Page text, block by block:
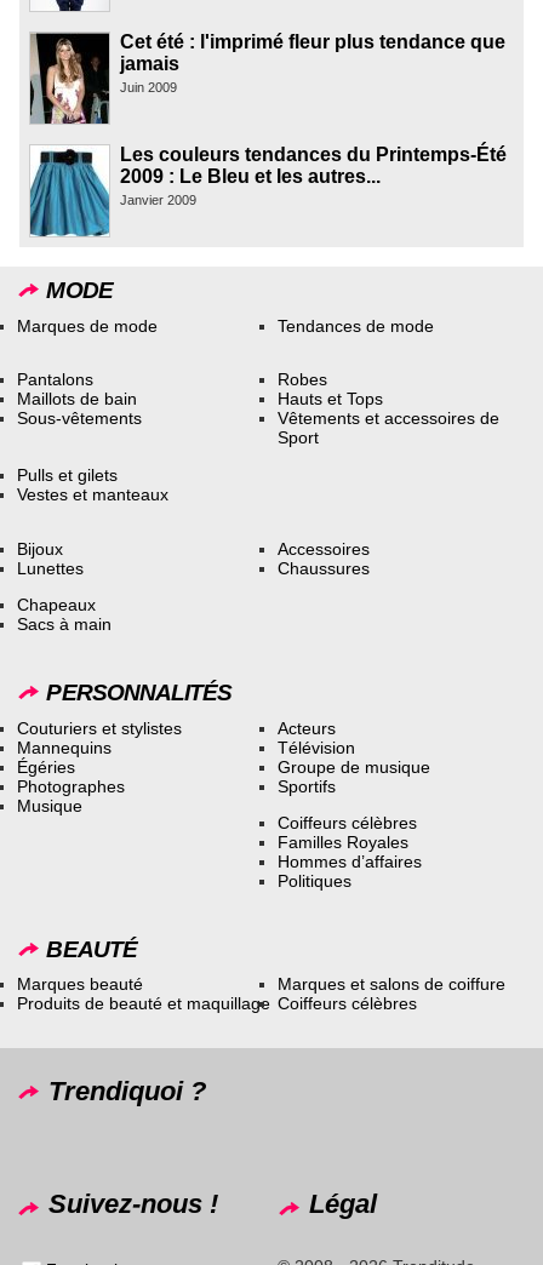
Cet été : l'imprimé fleur plus tendance que
jamais
Juin 2009
Les couleurs tendances du Printemps-Été
2009 : Le Bleu et les autres...
Janvier 2009
MODE
Marques de mode Tendances de mode
Pantalons
Maillots de bain
Sous-vêtements
Robes
Hauts et Tops
Vêtements et accessoires de
Sport
Pulls et gilets
Vestes et manteaux
Bijoux
Lunettes
Accessoires
Chaussures
Chapeaux
Sacs à main
PERSONNALITÉS
Couturiers et stylistes
Mannequins
Égéries
Photographes
Musique
Acteurs
Télévision
Groupe de musique
Sportifs
Coiffeurs célèbres
Familles Royales
Hommes d’affaires
Politiques
BEAUTÉ
Marques beauté
Produits de beauté et maquillage
Marques et salons de coiffure
Coiffeurs célèbres
Trendiquoi ?
Suivez-nous ! Légal